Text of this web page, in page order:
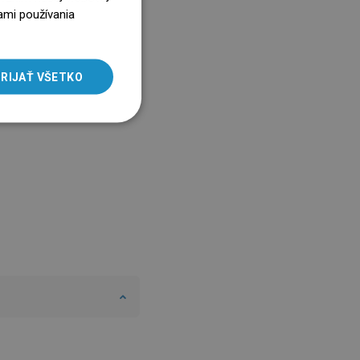
LITHUANIAN
ROMANIAN
používania
VŠETKO